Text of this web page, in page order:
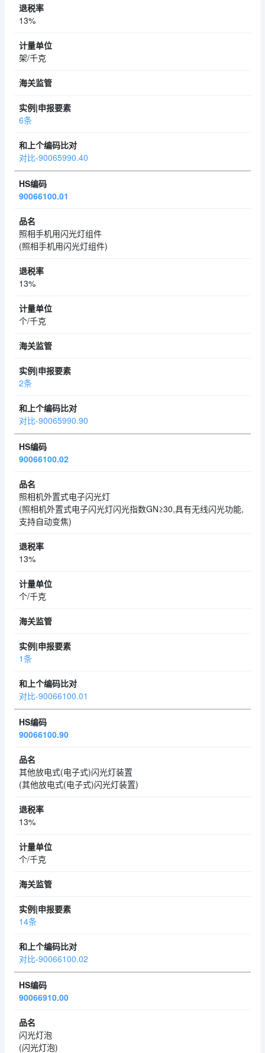
13%
架/千克
6条
对比-90065990.40
90066100.01
照相手机用闪光灯组件
(照相手机用闪光灯组件)
13%
个/千克
2条
对比-90065990.90
90066100.02
照相机外置式电子闪光灯
(照相机外置式电子闪光灯闪光指数GN≥30,具有无线闪光功能,
支持自动变焦)
13%
个/千克
1条
对比-90066100.01
90066100.90
其他放电式(电子式)闪光灯装置
(其他放电式(电子式)闪光灯装置)
13%
个/千克
14条
对比-90066100.02
90066910.00
闪光灯泡
(闪光灯泡)